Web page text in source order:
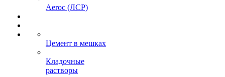
Aeroc (ЛСР)
Цемент в мешках
Кладочные
растворы